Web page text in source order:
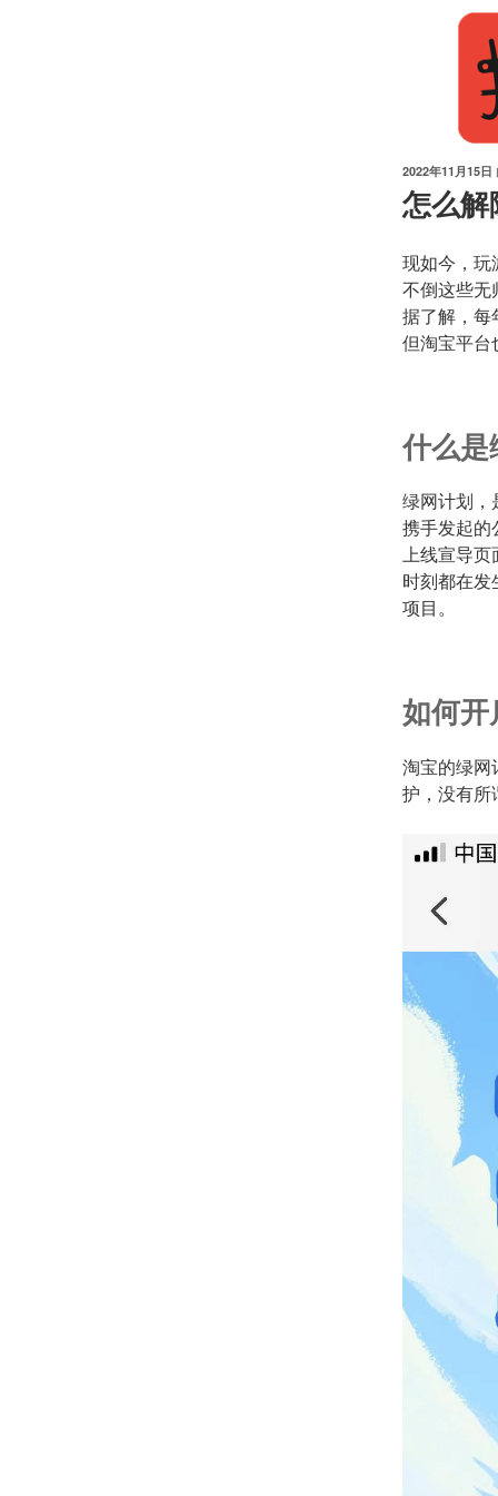
发
布
于
2022年11月15日
怎么
现如今，玩
不倒这些无
据了解，每
但淘宝平台
什么
绿网计划，
携手发起的
上线宣导页
时刻都在
项目。
如何
淘宝的绿网
护，没有所